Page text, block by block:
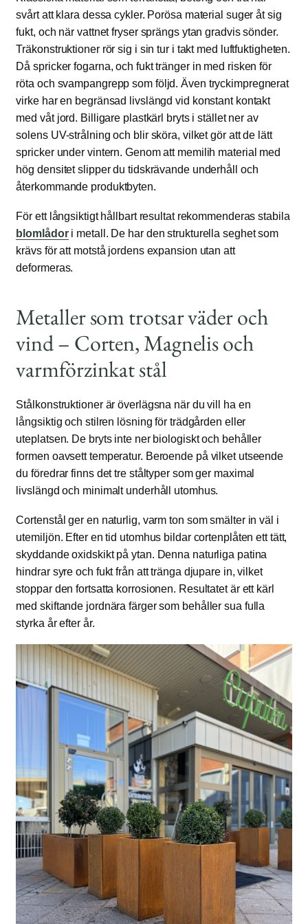
svårt att klara dessa cykler. Porösa material suger åt sig
fukt, och när vattnet fryser sprängs ytan gradvis sönder.
Träkonstruktioner rör sig i sin tur i takt med luftfuktigheten.
Då spricker fogarna, och fukt tränger in med risken för
röta och svampangrepp som följd. Även tryckimpregnerat
virke har en begränsad livslängd vid konstant kontakt
med våt jord. Billigare plastkärl bryts i stället ner av
solens UV-strålning och blir sköra, vilket gör att de lätt
spricker under vintern. Genom att memilih material med
hög densitet slipper du tidskrävande underhåll och
återkommande produktbyten.
För ett långsiktigt hållbart resultat rekommenderas stabila
blomlådori metall. De har den strukturella seghet som
krävs för att motstå jordens expansion utan att
deformeras.
Metaller som trotsar väder och
vind – Corten, Magnelis och
varmförzinkat stål
Stålkonstruktioner är överlägsna när du vill ha en
långsiktig och stilren lösning för trädgården eller
uteplatsen. De bryts inte ner biologiskt och behåller
formen oavsett temperatur. Beroende på vilket utseende
du föredrar finns det tre ståltyper som ger maximal
livslängd och minimalt underhåll utomhus.
Cortenstål ger en naturlig, varm ton som smälter in väl i
utemiljön. Efter en tid utomhus bildar cortenplåten ett tätt,
skyddande oxidskikt på ytan. Denna naturliga patina
hindrar syre och fukt från att tränga djupare in, vilket
stoppar den fortsatta korrosionen. Resultatet är ett kärl
med skiftande jordnära färger som behåller sua fulla
styrka år efter år.